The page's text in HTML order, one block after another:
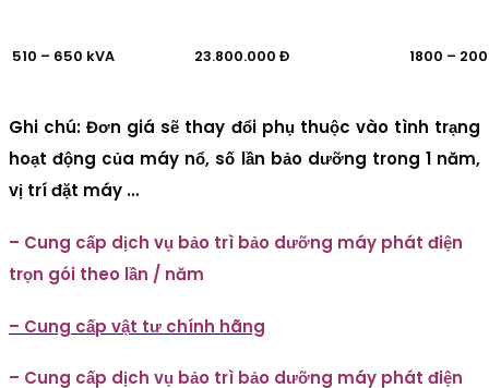
510 – 650 kVA 23.800.000 Đ 1800 –
Ghi chú: Đơn giá sẽ thay đổi phụ thuộc vào tình trạng
hoạt động của máy nổ, số lần bảo dưỡng trong 1 năm,
vị trí đặt máy …
– Cung cấp dịch vụ bảo trì bảo dưỡng máy phát điện
trọn gói theo lần / năm
– Cung cấp vật tư chính hãng
– Cung cấp dịch vụ bảo trì bảo dưỡng máy phát điện